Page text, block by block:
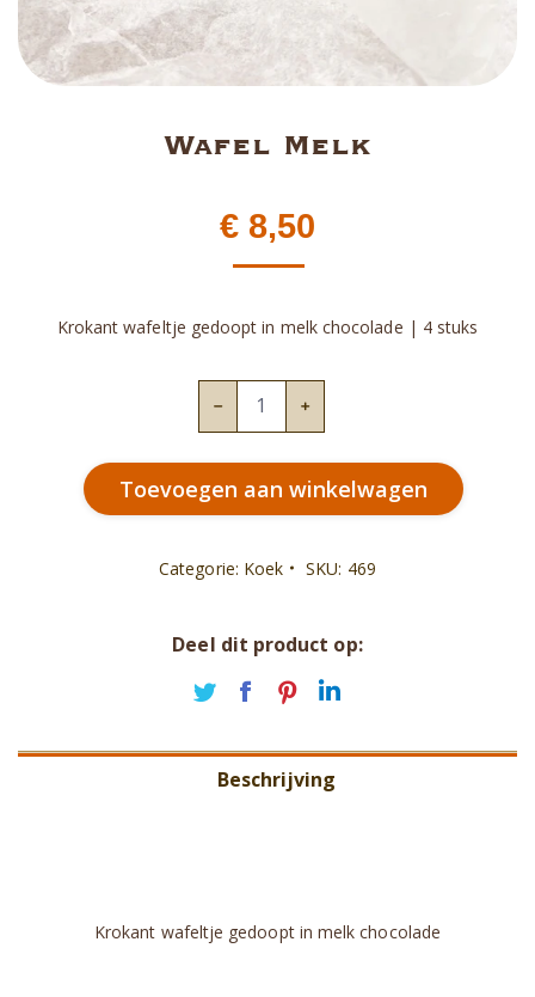
Wafel Melk
€8,50
Krokant wafeltje gedoopt in melk chocolade | 4 stuks
Melk
aantal
Toevoegen aan winkelwagen
Categorie: Koek SKU: 469
Deel dit product op:
Deel
Twitter
Deel
Facebook
Deel
Pinterest
LinkedIn
Beschrijving
Krokant wafeltje gedoopt in melk chocolade